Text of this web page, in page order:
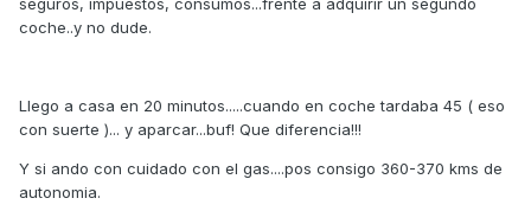
coche..y no dude.
Llego a casa en 20 minutos.....cuando en coche tardaba 45 ( eso
con suerte )... y aparcar...buf! Que diferencia!!!
Y si ando con cuidado con el gas....pos consigo 360-370 kms de
autonomia.